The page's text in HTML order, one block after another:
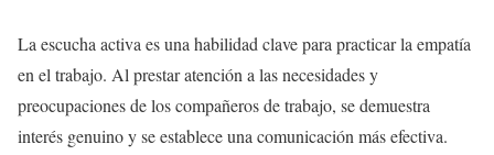
La escucha activa es una habilidad clave para practicar la empatía
en el trabajo. Al prestar atención a las necesidades y
preocupaciones de los compañeros de trabajo, se demuestra
interés genuino y se establece una comunicación más efectiva.